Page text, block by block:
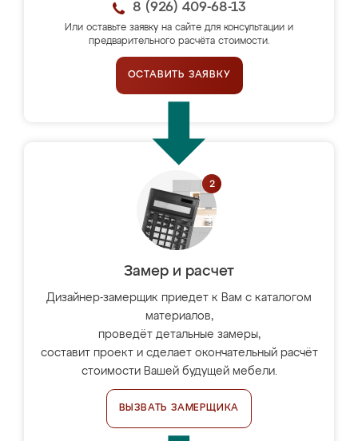
8 (926) 409-68-13
Или оставьте заявку на сайте для консультации и
предварительного расчёта стоимости.
ОСТАВИТЬ ЗАЯВКУ
Замер и расчет
Дизайнер-замерщик приедет к Вам с каталогом
материалов,
проведёт детальные замеры,
составит проект и сделает окончательный расчёт
стоимости Вашей будущей мебели.
ВЫЗВАТЬ ЗАМЕРЩИКА